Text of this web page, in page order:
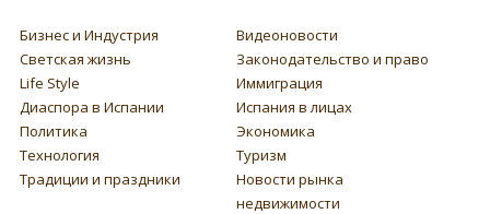
Бизнес и Индустрия
Видеоновости
Светская жизнь
Законодательство и право
Life Style
Иммиграция
Диаспора в Испании
Испания в лицах
Политика
Экономика
Технология
Туризм
Традиции и праздники
Новости рынка
недвижимости